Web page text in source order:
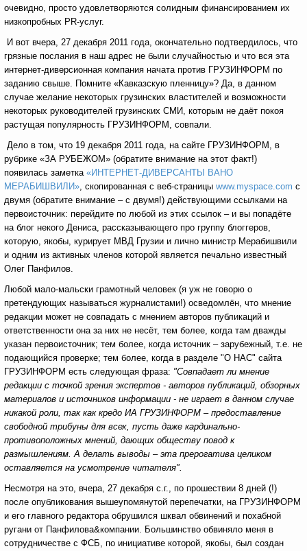
очевидно, просто удовлетворяются солидным финансированием их
низкопробных PR-услуг.
И вот вчера, 27 декабря 2011 года, окончательно подтвердилось, что
грязные послания в наш адрес не были случайностью и что вся эта
интернет-диверсионная компания начата против ГРУЗИНФОРМ по
заданию свыше. Помните «Кавказскую пленницу»? Да, в данном
случае желание некоторых грузинских властителей и возможности
некоторых руководителей грузинских СМИ, которым не даёт покоя
растущая популярность ГРУЗИНФОРМ, совпали.
Дело в том, что 19 декабря 2011 года, на сайте ГРУЗИНФОРМ, в
рубрике «ЗА РУБЕЖОМ» (обратите внимание на этот факт!)
появилась заметка «ИНТЕРНЕТ-ДИВЕРСАНТЫ ВАНО
МЕРАБИШВИЛИ», скопированная с веб-страницы www.myspace.com с
двумя (обратите внимание – с двумя!) действующими ссылками на
первоисточник: перейдите по любой из этих ссылок – и вы попадёте
на блог некого Дениса, рассказывающего про группу блоггеров,
которую, якобы, курирует МВД Грузии и лично министр Мерабишвили
и одним из активных членов которой является печально известный
Олег Панфилов.
Любой мало-мальски грамотный человек (я уж не говорю о
претендующих называться журналистами!) осведомлён, что мнение
редакции может не совпадать с мнением авторов публикаций и
ответственности она за них не несёт, тем более, когда там дважды
указан первоисточник; тем более, когда источник – зарубежный, т.е. не
подающийся проверке; тем более, когда в разделе "О НАС" сайта
ГРУЗИНФОРМ есть следующая фраза: "Совпадает ли мнение
редакции с точкой зрения экспертов - авторов публикаций, обзорных
материалов и источников информации - не играет в данном случае
никакой роли, так как кредо ИА ГРУЗИНФОРМ – предоставление
свободной трибуны для всех, пусть даже кардинально-
противоположных мнений, дающих обществу повод к
размышлениям. А делать выводы – эта прерогатива целиком
оставляется на усмотрение читателя".
Несмотря на это, вчера, 27 декабря с.г., по прошествии 8 дней (!)
после опубликования вышеупомянутой перепечатки, на ГРУЗИНФОРМ
и его главного редактора обрушился шквал обвинений и похабной
ругани от Панфилова&компании. Большинство обвиняло меня в
сотрудничестве с ФСБ, по инициативе которой, якобы, был создан